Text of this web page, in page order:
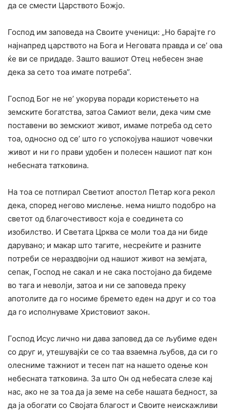
да се смести Царството Божјо.
Господ им заповеда на Своите ученици: „Но барајте го
најнапред царството на Бога и Неговата правда и се’ ова
ќе ви се придаде. Зашто вашиот Отец небесен знае
дека за сето тоа имате потреба”.
Господ Бог не не’ укорува поради користењето на
земските богатства, затоа Самиот вели, дека чим сме
поставени во земскиот живот, имаме потреба од сето
тоа, односно од се’ што го успокојува нашиот човечки
живот и ни го прави удобен и полесен нашиот пат кон
небесната татковина.
На тоа се потпирал Светиот апостол Петар кога рекол
дека, според негово мислење. нема ништо подобро на
светот од благочестивост која е соединета co
изобилство. И Светата Црква се моли тоа да ни биде
дарувано; и макар што тагите, несреќите и разните
потреби се нераздвојни од нашиот живот на земјата,
сепак, Господ не сакал и не сака постојано да бидеме
во тага и неволји, затоа и ни се заповеда преку
апотолите да го носиме бремето еден на друг и co тоа
да го исполнуваме Христовиот закон.
Господ Исус лично ни дава заповед да се љубиме еден
co друг и, утешувајќи се co таа взаемна љубов, да си го
олесниме тажниот и тесен пат на нашето одење кон
небесната татковина. За што Он од небесата слезе кај
нас, ако не за тоа да ја земе на себе нашата бедност, за
да ја обогати co Својата благост и Своите неискажливи